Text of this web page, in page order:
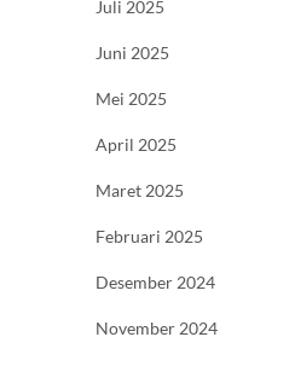
Juli 2025
Juni 2025
Mei 2025
April 2025
Maret 2025
Februari 2025
Desember 2024
November 2024